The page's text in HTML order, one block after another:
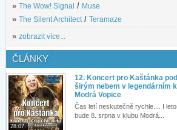
» The Wow! Signal / Muse
» The Silent Architect / Teramaze
» zobrazit více...
ČLÁNKY
28.07.
12. Koncert pro Kaštánka pod
širým nebem v legendárním
Modrá Vopice
Čas letí neskutečně rychle.... I
bude 8. srpna v klubu Modrá...